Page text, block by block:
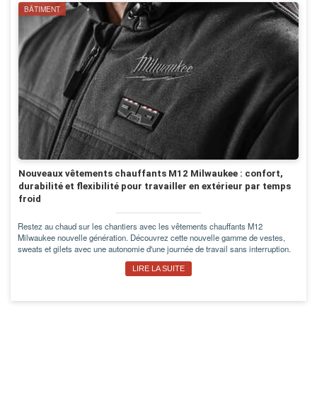
BÂTIMENT
Nouveaux vêtements chauffants M12 Milwaukee : confort,
durabilité et flexibilité pour travailler en extérieur par temps
froid
Restez au chaud sur les chantiers avec les vêtements chauffants M12
Milwaukee nouvelle génération. Découvrez cette nouvelle gamme de vestes,
sweats et gilets avec une autonomie d'une journée de travail sans interruption.
LIRE LA SUITE